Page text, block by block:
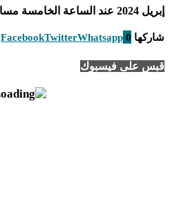
إبريل 2024 عند الساعة الخامسة مساء”.
شاركها 0
FacebookTwitterWhatsapp
قبس على فيسبوك